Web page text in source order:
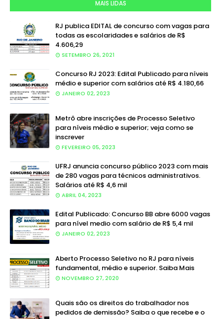
MAIS LIDAS
RJ publica EDITAL de concurso com vagas para
todas as escolaridades e salários de R$
4.606,29
SETEMBRO 26, 2021
Concurso RJ 2023: Edital Publicado para níveis
médio e superior com salários até R$ 4.180,66
JANEIRO 02, 2023
Metrô abre inscrições de Processo Seletivo
para níveis médio e superior; veja como se
inscrever
FEVEREIRO 05, 2023
UFRJ anuncia concurso público 2023 com mais
de 280 vagas para técnicos administrativos.
Salários até R$ 4,6 mil
ABRIL 04, 2023
Edital Publicado: Concurso BB abre 6000 vagas
para nível medio com salário de R$ 5,4 mil
JANEIRO 02, 2023
Aberto Processo Seletivo no RJ para níveis
fundamental, médio e superior. Saiba Mais
NOVEMBRO 27, 2020
Quais são os direitos do trabalhador nos
pedidos de demissão? Saiba o que recebe e o